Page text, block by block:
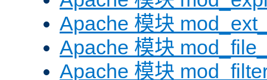
Apache 模块
Apache 模块
Apache 模块